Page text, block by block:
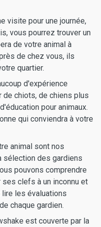
visite pour une journée,
vous pourrez trouver un
de votre animal à
de chez vous, ils
quartier.
d'expérience
chiots, de chiens plus
pour animaux.
qui conviendra à votre
animal sont nos
sélection des gardiens
pouvons comprendre
clefs à un inconnu et
les évaluations
chaque gardien.
est couverte par la